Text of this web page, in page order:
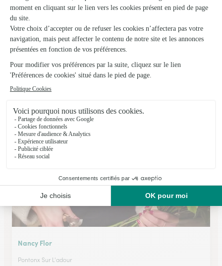
★★ ★★★4.9 (56)
8 rue Saint Vincent
Voir la boutique
Nancy Flor
Pontonx Sur L'adour